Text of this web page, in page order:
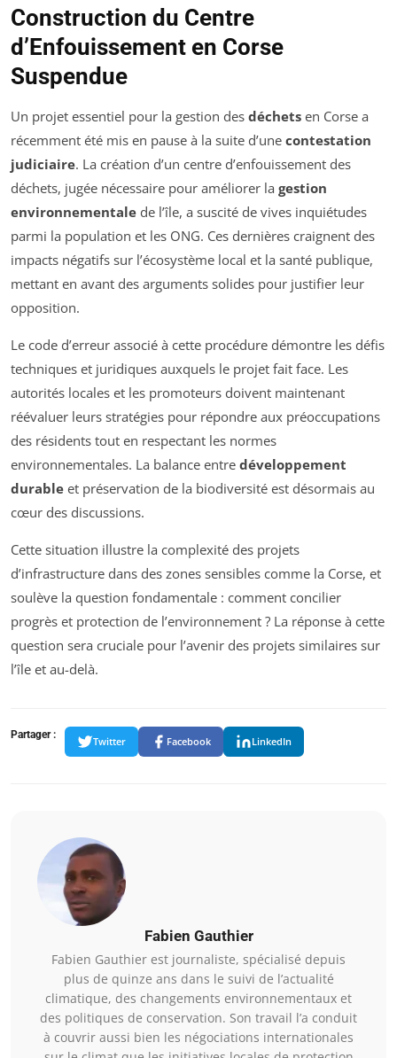
Construction du Centre
d’Enfouissement en Corse
Suspendue
Un projet essentiel pour la gestion des déchets en Corse a
récemment été mis en pause à la suite d’une contestation
judiciaire. La création d’un centre d’enfouissement des
déchets, jugée nécessaire pour améliorer la gestion
environnementale de l’île, a suscité de vives inquiétudes
parmi la population et les ONG. Ces dernières craignent des
impacts négatifs sur l’écosystème local et la santé publique,
mettant en avant des arguments solides pour justifier leur
opposition.
Le code d’erreur associé à cette procédure démontre les défis
techniques et juridiques auxquels le projet fait face. Les
autorités locales et les promoteurs doivent maintenant
réévaluer leurs stratégies pour répondre aux préoccupations
des résidents tout en respectant les normes
environnementales. La balance entre développement
durable et préservation de la biodiversité est désormais au
cœur des discussions.
Cette situation illustre la complexité des projets
d’infrastructure dans des zones sensibles comme la Corse, et
soulève la question fondamentale : comment concilier
progrès et protection de l’environnement ? La réponse à cette
question sera cruciale pour l’avenir des projets similaires sur
l’île et au-delà.
Partager :
Twitter Facebook LinkedIn
Fabien Gauthier
Fabien Gauthier est journaliste, spécialisé depuis
plus de quinze ans dans le suivi de l’actualité
climatique, des changements environnementaux et
des politiques de conservation. Son travail l’a conduit
à couvrir aussi bien les négociations internationales